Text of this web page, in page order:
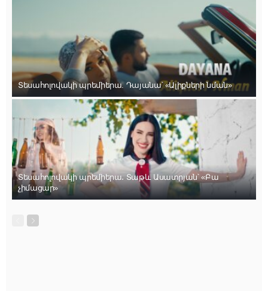
Տեսահոլովակի պրեմիերա. Դայանա՝ «Ալիքների նման»
Տեսահոլովակի պրեմիերա․ Տաթև Ասատրյան՝ «Բա
չիմացար»